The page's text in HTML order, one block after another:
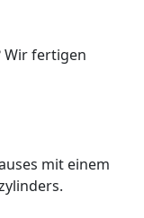
Wir fertigen
mit einem